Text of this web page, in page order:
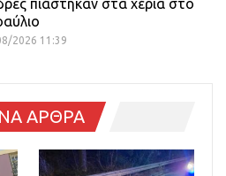
πιάστηκαν στα χέρια στο
2026 11:39
ΑΡΘΡΑ